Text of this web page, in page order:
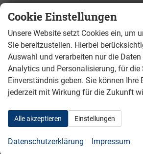
Cookie Einstellungen
Unsere Website setzt Cookies ein, um
Sie bereitzustellen. Hierbei
Auswahl und verarbeiten nur die
Analytics und Personalisierung, für die
Einverständnis geben. Sie können Ihre
jederzeit mit Wirkung für die Zukunft
Alle akzeptieren Einstellungen
Datenschutzerklärung Impressum